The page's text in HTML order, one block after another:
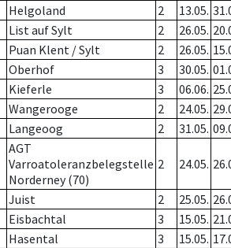
Helgoland 2 13.05.
List auf Sylt 2 26.05.
Puan Klent / Sylt 2 26.05.
Oberhof 3 30.05.
Kieferle 3 06.06.
Wangerooge 2 24.05.
Langeoog 2 31.05.
AGT
Varroatoleranzbelegstelle
Norderney (70)
2 24.05.
Juist 2 25.05.
Eisbachtal 3 15.05.
Hasental 3 15.05.